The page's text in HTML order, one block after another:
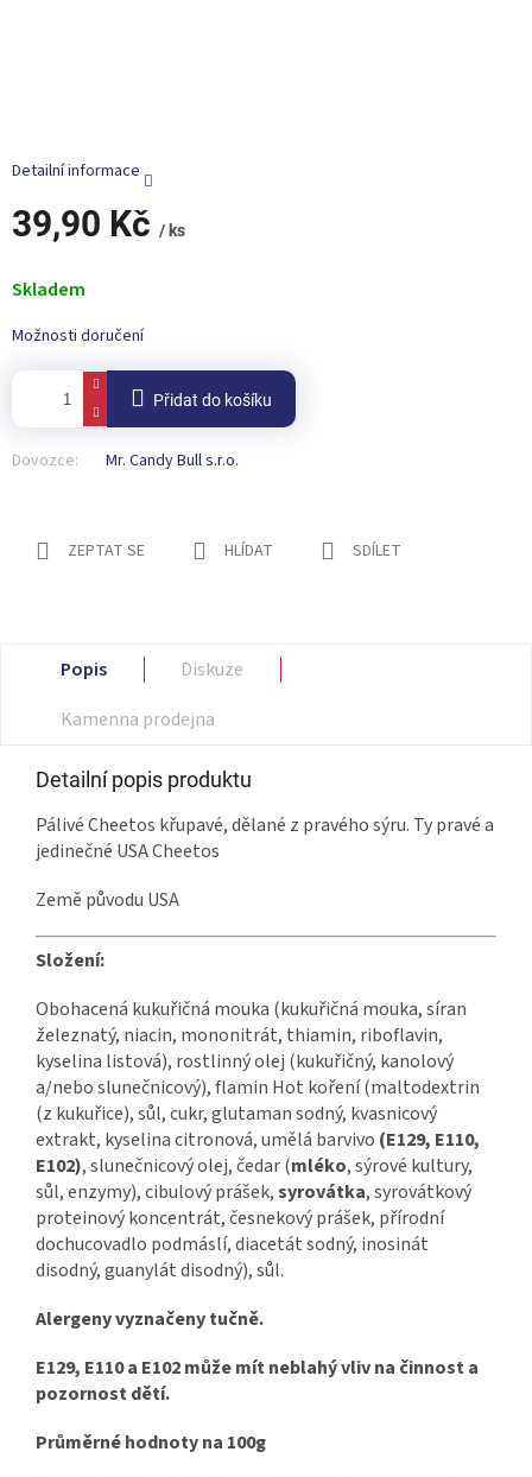
39,90 Kč / ks
cena:
Skladem
Možnosti doručení
Přidat do košíku
Dovozce: Mr. Candy Bull s.r.o.
Detailní informace
ZEPTAT SE HLÍDAT SDÍLET
Popis
Diskuze
Kamenna prodejna
Detailní popis produktu
Pálivé Cheetos křupavé, dělané z pravého sýru. Ty pravé a
jedinečné USA Cheetos
Země původu USA
Složení:
Obohacená kukuřičná mouka (kukuřičná mouka, síran
železnatý, niacin, mononitrát, thiamin, riboflavin,
kyselina listová), rostlinný olej (kukuřičný, kanolový
a/nebo slunečnicový), flamin Hot koření (maltodextrin
(z kukuřice), sůl, cukr, glutaman sodný, kvasnicový
extrakt, kyselina citronová, umělá barvivo (E129, E110,
E102), slunečnicový olej, čedar (mléko, sýrové kultury,
sůl, enzymy), cibulový prášek,syrovátka, syrovátkový
proteinový koncentrát, česnekový prášek, přírodní
dochucovadlo podmáslí, diacetát sodný, inosinát
disodný, guanylát disodný), sůl.
Alergeny vyznačeny tučně.
E129, E110 a E102 může mít neblahý vliv na činnost a
pozornost dětí.
Průměrné hodnoty na 100g